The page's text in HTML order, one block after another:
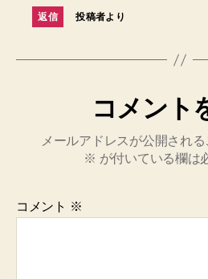
返信 投稿者より
コメント
メールアドレスが公開される
※ が付いている欄は
コメント ※